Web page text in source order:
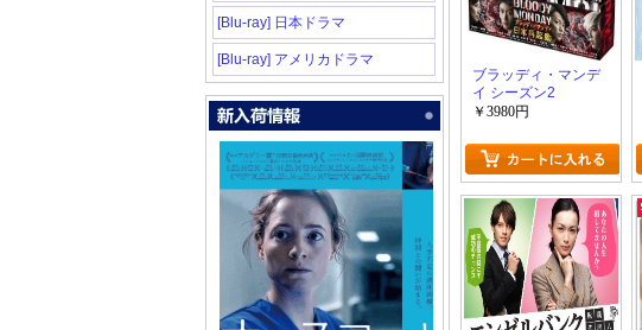
[Blu-ray] 日本ドラマ
[Blu-ray] アメリカドラマ
ブラッディ・マンデ
イ シーズン2
￥3980円